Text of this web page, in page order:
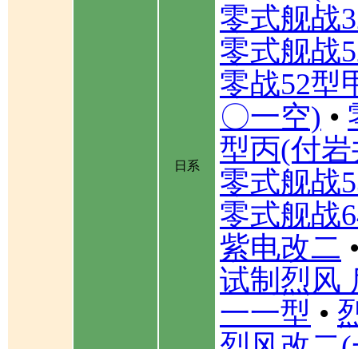
日系
零式舰战
零式舰战
零战52型
〇一空) •
型丙(付
零式舰战
零式舰战
紫电改二
试制烈风
一一型 •